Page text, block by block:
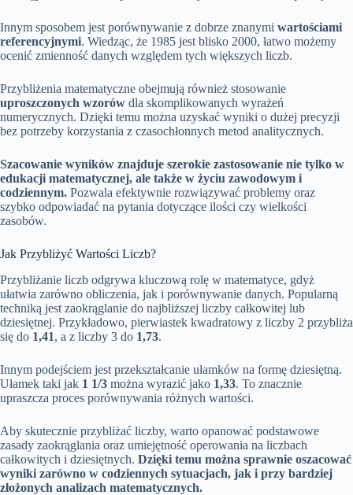
Innym sposobem jest porównywanie z dobrze znanymi wartościami
referencyjnymi. Wiedząc, że 1985 jest blisko 2000, łatwo możemy
ocenić zmienność danych względem tych większych liczb.
Przybliżenia matematyczne obejmują również stosowanie
uproszczonych wzorów dla skomplikowanych wyrażeń
numerycznych. Dzięki temu można uzyskać wyniki o dużej precyzji
bez potrzeby korzystania z czasochłonnych metod analitycznych.
Szacowanie wyników znajduje szerokie zastosowanie nie tylko w
edukacji matematycznej, ale także w życiu zawodowym i
codziennym. Pozwala efektywnie rozwiązywać problemy oraz
szybko odpowiadać na pytania dotyczące ilości czy wielkości
zasobów.
Jak Przybliżyć Wartości Liczb?
Przybliżanie liczb odgrywa kluczową rolę w matematyce, gdyż
ułatwia zarówno obliczenia, jak i porównywanie danych. Popularną
techniką jest zaokrąglanie do najbliższej liczby całkowitej lub
dziesiętnej. Przykładowo, pierwiastek kwadratowy z liczby 2 przybliża
się do 1,41, a z liczby 3 do 1,73.
Innym podejściem jest przekształcanie ułamków na formę dziesiętną.
Ułamek taki jak 1 1/3 można wyrazić jako 1,33. To znacznie
upraszcza proces porównywania różnych wartości.
Aby skutecznie przybliżać liczby, warto opanować podstawowe
zasady zaokrąglania oraz umiejętność operowania na liczbach
całkowitych i dziesiętnych. Dzięki temu można sprawnie oszacować
wyniki zarówno w codziennych sytuacjach, jak i przy bardziej
złożonych analizach matematycznych.